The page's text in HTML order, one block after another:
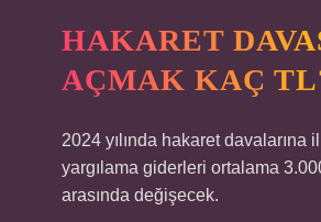
HAKARET
AÇMAK KAÇ
2024 yılında hakaret davalarına
yargılama giderleri ortalama
arasında değişecek.